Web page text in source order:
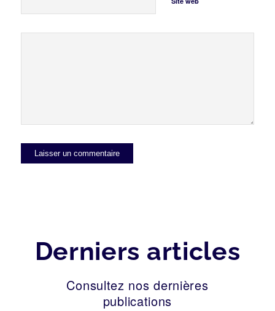
Derniers articles
Consultez nos dernières
publications